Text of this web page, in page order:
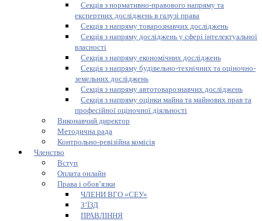
Секція з нормативно-правового напряму та
експертних досліджень в галузі права
Секція з напряму товарознавчих досліджень
Секція з напряму досліджень у сфері інтелектуальної
власності
Секція з напряму економічних досліджень
Секція з напряму будівельно-технічних та оціночно-
земельних досліджень
Секція з напряму автотоварознавчих досліджень
Секція з напряму оцінки майна та майнових прав та
професійної оціночної діяльності
Виконавчий директор
Методична рада
Контрольно-ревізійна комісія
Членство
Вступ
Оплата онлайн
Права і обов’язки
ЧЛЕНИ ВГО «СЕУ»
З’ЇЗД
ПРАВЛІННЯ